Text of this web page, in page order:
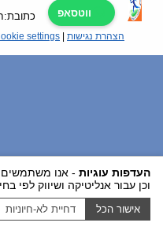
ווטסאפ
כתובת:
הצהרת נגישות settings
העדפות עוגיות - אנו משתמשים
וכן עבור אנליטיקה ושיווק לפי
אישור הכל דחיית לא-חיוניות